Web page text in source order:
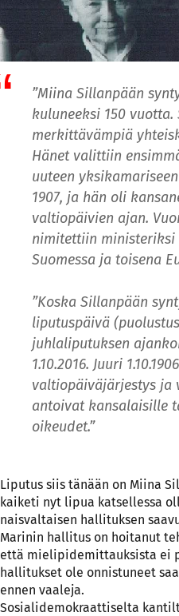
”Miina Sillanpään
kuluneeksi 150
merkittävämpiä
Hänet valittiin
uuteen
1907, ja hän oli
valtiopäivien ajan.
nimitettiin ministeriksi
Suomessa ja toisena
”Koska Sillanpään
liputuspäivä
juhlaliputuksen
1.10.2016. Juuri
valtiopäiväjärjestys ja
antoivat kansalaisille
oikeudet.”
Liputus siis tänään on Miina
kaiketi nyt lipua katsellessa
naisvaltaisen hallituksen
Marinin hallitus on hoitanut
että mielipidemittauksista ei
hallitukset ole onnistuneet
ennen vaaleja.
Sosialidemokraattiselta